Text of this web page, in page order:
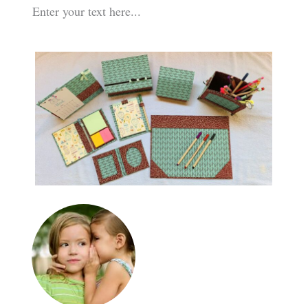
Enter your text here...